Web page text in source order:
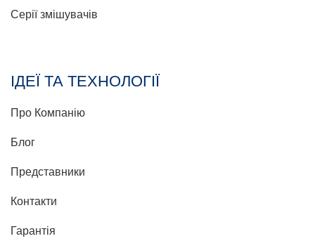
Серії змішувачів
ІДЕЇ ТА ТЕХНОЛОГІЇ
Про Компанію
Блог
Представники
Контакти
Гарантія